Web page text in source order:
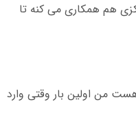
مرکزی هم همکاری می کنه تا
من اولین بار وقتی وارد